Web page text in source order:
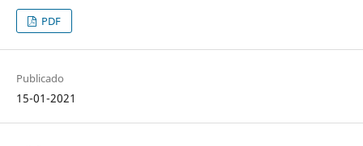
PDF
Publicado
15-01-2021